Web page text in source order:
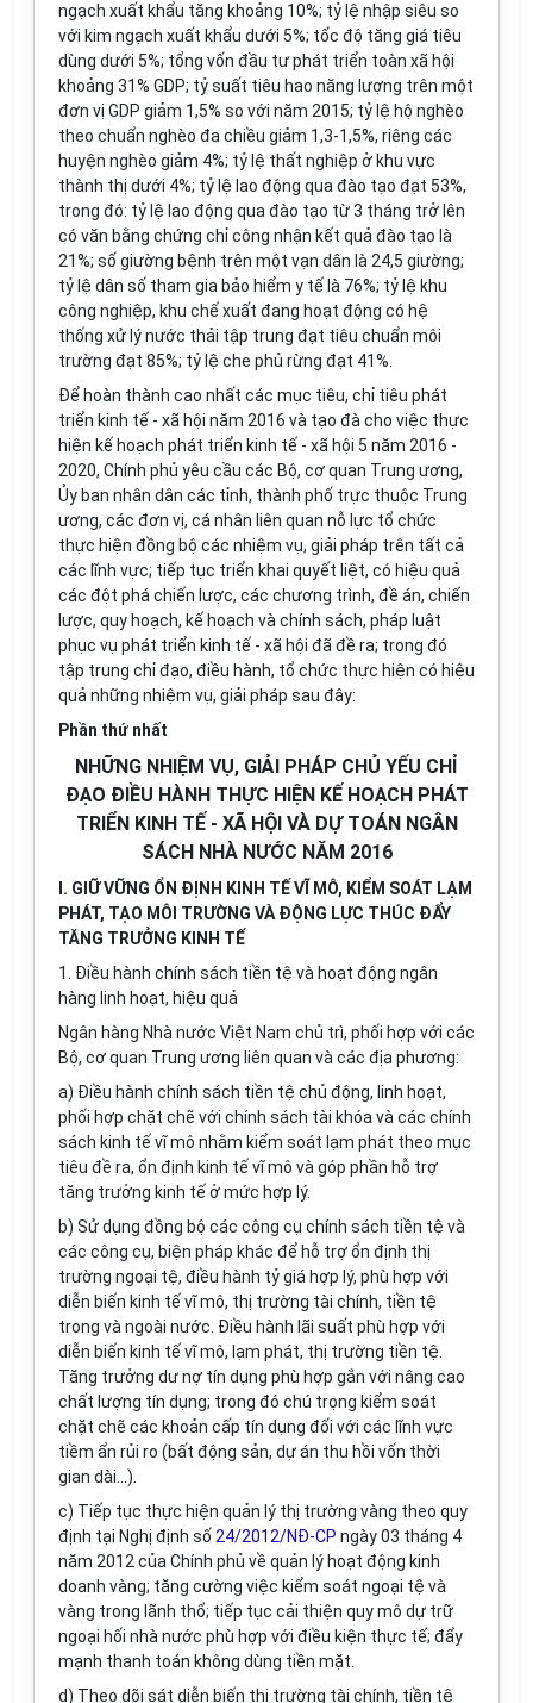
ngạch xuất khẩu tăng khoảng 10%; tỷ lệ nhập siêu so
với kim ngạch xuất khẩu dưới 5%; tốc độ tăng giá tiêu
dùng dưới 5%; tổng vốn đầu tư phát triển toàn xã hội
khoảng 31% GDP; tỷ suất tiêu hao năng lượng trên một
đơn vị GDP giảm 1,5% so với năm 2015; tỷ lệ hộ nghèo
theo chuẩn nghèo đa chiều giảm 1,3-1,5%, riêng các
huyện nghèo giảm 4%; tỷ lệ thất nghiệp ở khu vực
thành thị dưới 4%; tỷ lệ lao động qua đào tạo đạt 53%,
trong đó: tỷ lệ lao động qua đào tạo từ 3 tháng trở lên
có văn bằng chứng chỉ công nhận kết quả đào tạo là
21%; số giường bệnh trên một vạn dân là 24,5 giường;
tỷ lệ dân số tham gia bảo hiểm y tế là 76%; tỷ lệ khu
công nghiệp, khu chế xuất đang hoạt động có hệ
thống xử lý nước thải tập trung đạt tiêu chuẩn môi
trường đạt 85%; tỷ lệ che phủ rừng đạt 41%.
Để hoàn thành cao nhất các mục tiêu, chỉ tiêu phát
triển kinh tế - xã hội năm 2016 và tạo đà cho việc thực
hiện kế hoạch phát triển kinh tế - xã hội 5 năm 2016 -
2020, Chính phủ yêu cầu các Bộ, cơ quan Trung ương,
Ủy ban nhân dân các tỉnh, thành phố trực thuộc Trung
ương, các đơn vị, cá nhân liên quan nỗ lực tổ chức
thực hiện đồng bộ các nhiệm vụ, giải pháp trên tất cả
các lĩnh vực; tiếp tục triển khai quyết liệt, có hiệu quả
các đột phá chiến lược, các chương trình, đề án, chiến
lược, quy hoạch, kế hoạch và chính sách, pháp luật
phục vụ phát triển kinh tế - xã hội đã đề ra; trong đó
tập trung chỉ đạo, điều hành, tổ chức thực hiện có hiệu
quả những nhiệm vụ, giải pháp sau đây:
Phần thứ nhất
NHỮNG NHIỆM VỤ, GIẢI PHÁP CHỦ YẾU CHỈ
ĐẠO ĐIỀU HÀNH THỰC HIỆN KẾ HOẠCH PHÁT
TRIỂN KINH TẾ - XÃ HỘI VÀ DỰ TOÁN NGÂN
SÁCH NHÀ NƯỚC NĂM 2016
I. GIỮ VỮNG ỔN ĐỊNH KINH TẾ VĨ MÔ, KIỂM SOÁT LẠM
PHÁT, TẠO MÔI TRƯỜNG VÀ ĐỘNG LỰC THÚC ĐẨY
TĂNG TRƯỞNG KINH TẾ
1. Điều hành chính sách tiền tệ và hoạt động ngân
hàng linh hoạt, hiệu quả
Ngân hàng Nhà nước Việt Nam chủ trì, phối hợp với các
Bộ, cơ quan Trung ương liên quan và các địa phương:
a) Điều hành chính sách tiền tệ chủ động, linh hoạt,
phối hợp chặt chẽ với chính sách tài khóa và các chính
sách kinh tế vĩ mô nhằm kiểm soát lạm phát theo mục
tiêu đề ra, ổn định kinh tế vĩ mô và góp phần hỗ trợ
tăng trưởng kinh tế ở mức hợp lý.
b) Sử dụng đồng bộ các công cụ chính sách tiền tệ và
các công cụ, biện pháp khác để hỗ trợ ổn định thị
trường ngoại tệ, điều hành tỷ giá hợp lý, phù hợp với
diễn biến kinh tế vĩ mô, thị trường tài chính, tiền tệ
trong và ngoài nước. Điều hành lãi suất phù hợp với
diễn biến kinh tế vĩ mô, lạm phát, thị trường tiền tệ.
Tăng trưởng dư nợ tín dụng phù hợp gắn với nâng cao
chất lượng tín dụng; trong đó chú trọng kiểm soát
chặt chẽ các khoản cấp tín dụng đối với các lĩnh vực
tiềm ẩn rủi ro (bất động sản, dự án thu hồi vốn thời
gian dài...).
c) Tiếp tục thực hiện quản lý thị trường vàng theo quy
định tại Nghị định số 24/2012/NĐ-CP ngày 03 tháng 4
năm 2012 của Chính phủ về quản lý hoạt động kinh
doanh vàng; tăng cường việc kiểm soát ngoại tệ và
vàng trong lãnh thổ; tiếp tục cải thiện quy mô dự trữ
ngoại hối nhà nước phù hợp với điều kiện thực tế; đẩy
mạnh thanh toán không dùng tiền mặt.
d) Theo dõi sát diễn biến thị trường tài chính, tiền tệ